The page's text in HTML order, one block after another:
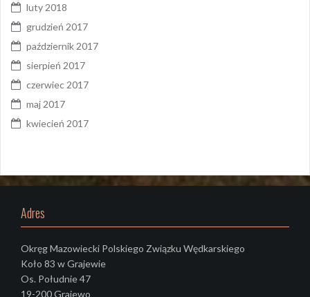
luty 2018
grudzień 2017
październik 2017
sierpień 2017
czerwiec 2017
maj 2017
kwiecień 2017
Adres
Okręg Mazowiecki Polskiego Związku Wędkarskiego
Koło 83 w Grajewie
Os. Południe 47
19-200 Grajewo